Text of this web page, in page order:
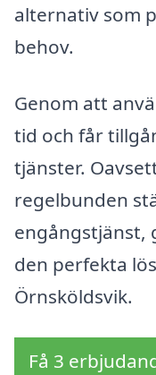
alternativ som
behov.
Genom att
tid och får
tjänster.
regelbunden
engångstjänst,
den perfekta
Örnsköldsvik.
Få 3